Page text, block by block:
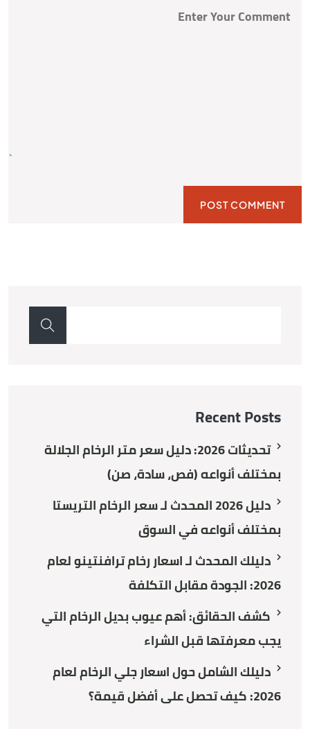
Recent Posts
تحديثات 2026: دليل سعر متر الرخام الجلالة
بمختلف أنواعه (فص، سادة، صن)
دليل 2026 المحدث لـ سعر الرخام التريستا
بمختلف أنواعه في السوق
دليلك المحدث لـ اسعار رخام ترافنتينو لعام
2026: الجودة مقابل التكلفة
كشف الحقائق: أهم عيوب بديل الرخام التي
يجب معرفتها قبل الشراء
دليلك الشامل حول اسعار جلي الرخام لعام
2026: كيف تحصل على أفضل قيمة؟